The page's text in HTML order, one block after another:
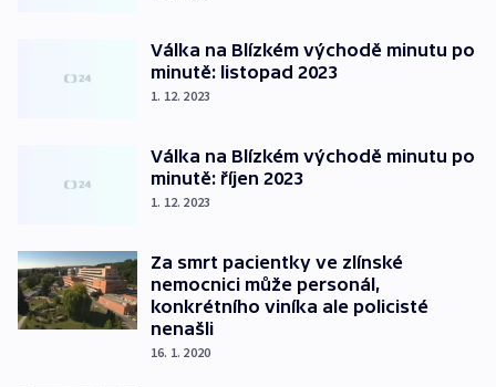
Válka na Blízkém východě minutu po
minutě: listopad 2023
1. 12. 2023
Válka na Blízkém východě minutu po
minutě: říjen 2023
1. 12. 2023
Za smrt pacientky ve zlínské
nemocnici může personál,
konkrétního viníka ale policisté
nenašli
16. 1. 2020